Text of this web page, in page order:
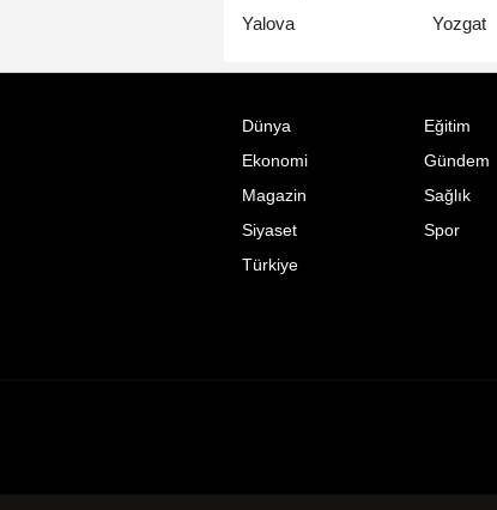
Yalova
Yozgat
Dünya
Eğitim
Ekonomi
Gündem
Magazin
Sağlık
Siyaset
Spor
Türkiye